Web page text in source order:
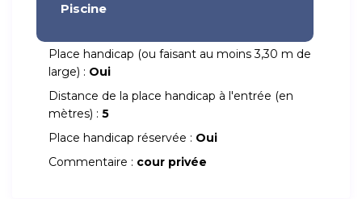
Piscine
Place handicap (ou faisant au moins 3,30 m de
large) : Oui
Distance de la place handicap à l'entrée (en
mètres) : 5
Place handicap réservée : Oui
Commentaire : cour privée